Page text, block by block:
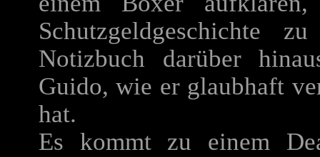
Schutzgeldgeschichte
Notizbuch darüber
Guido, wie er glaubhaft
hat.
Es kommt zu einem